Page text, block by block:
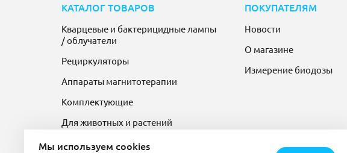
КАТАЛОГ ТОВАРОВ
Кварцевые и бактерицидные лампы
/ облучатели
Рециркуляторы
Аппараты магнитотерапии
Комплектующие
Для животных и растений
ПОКУПАТЕЛЯМ
Новости
О магазине
Измерение биодозы
Мы используем cookies